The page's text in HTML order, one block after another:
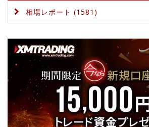
相場レポート (1581)